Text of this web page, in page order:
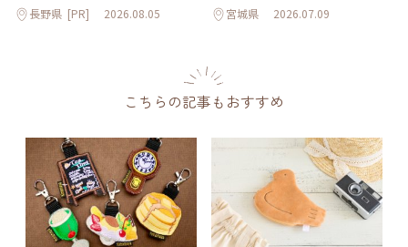
長野県 [PR] 2026.08.05 宮城県 2026.07.09
こちらの記事もおすすめ